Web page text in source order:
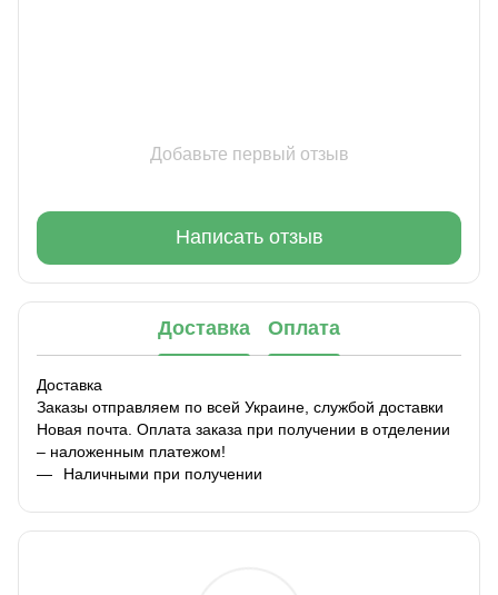
Добавьте первый отзыв
Написать отзыв
Доставка Оплата
Доставка
Заказы отправляем по всей Украине, службой доставки
Новая почта. Оплата заказа при получении в отделении
– наложенным платежом!
Наличными при получении